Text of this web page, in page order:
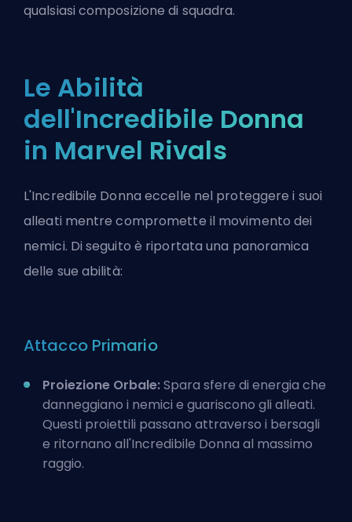
qualsiasi composizione di squadra.
Le Abilità
dell'Incredibile Donna
in Marvel Rivals
L'Incredibile Donna eccelle nel proteggere i suoi
alleati mentre compromette il movimento dei
nemici. Di seguito è riportata una panoramica
delle sue abilità:
Attacco Primario
Proiezione Orbale:Spara sfere di energia che
danneggiano i nemici e guariscono gli alleati.
Questi proiettili passano attraverso i bersagli
e ritornano all'Incredibile Donna al massimo
raggio.